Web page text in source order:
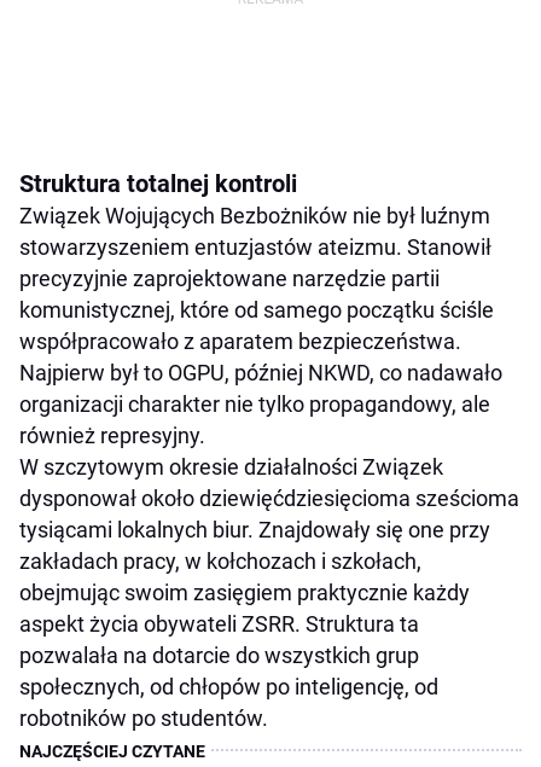
Struktura totalnej kontroli
Związek Wojujących Bezbożników nie był luźnym
stowarzyszeniem entuzjastów ateizmu. Stanowił
precyzyjnie zaprojektowane narzędzie partii
komunistycznej, które od samego początku ściśle
współpracowało z aparatem bezpieczeństwa.
Najpierw był to OGPU, później NKWD, co nadawało
organizacji charakter nie tylko propagandowy, ale
również represyjny.
W szczytowym okresie działalności Związek
dysponował około dziewięćdziesięcioma sześcioma
tysiącami lokalnych biur. Znajdowały się one przy
zakładach pracy, w kołchozach i szkołach,
obejmując swoim zasięgiem praktycznie każdy
aspekt życia obywateli ZSRR. Struktura ta
pozwalała na dotarcie do wszystkich grup
społecznych, od chłopów po inteligencję, od
robotników po studentów.